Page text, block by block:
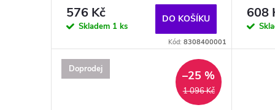
576 Kč
Skladem 1 ks
DO KOŠÍKU
Kód:8308400001
608
Doprodej
1 096 Kč
–25 %